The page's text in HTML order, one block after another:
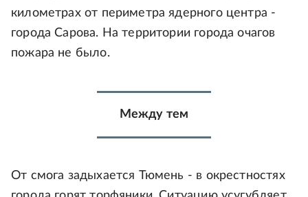
километрах от периметра ядерного центра -
города Сарова. На территории города очагов
пожара не было.
Между тем
От смога задыхается Тюмень - в окрестностях